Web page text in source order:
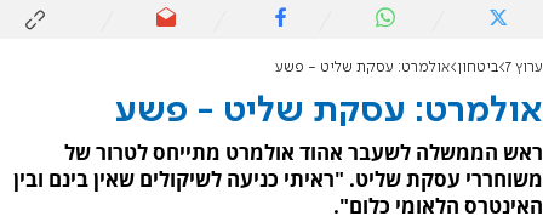
ערוץ 7 ביטחון אולמרט: עסקת שליט - פשע
אולמרט: עסקת שליט - פשע
ראש הממשלה לשעבר אהוד אולמרט מתייחס לטרור של
משוחררי עסקת שליט. "ראיתי כניעה לשיקולים שאין בינם ובין
האינטרס הלאומי כלום".